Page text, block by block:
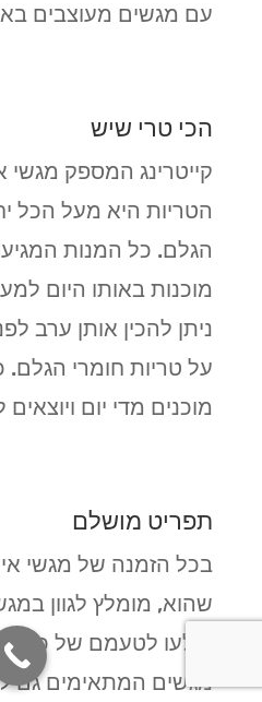
עם מגשים מעוצבים
הכי טרי שיש
קייטרינג המספק מגשי
הטריות היא מעל הכל
הגלם. כל המנות
מוכנות באותו היום
ניתן להכין אותן ערב
על טריות חומרי
מוכנים מדי יום
תפריט מושלם
בכל הזמנה של מגשי
שהוא, מומלץ לגוון
יקלעו לטעמם של
מגשים המתאימים גם